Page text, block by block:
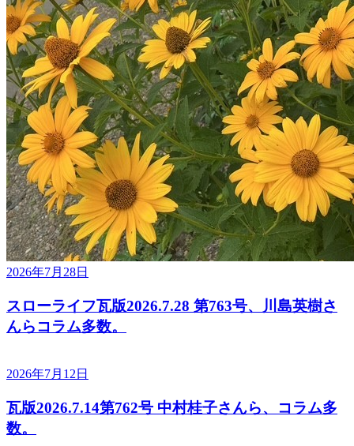
2026年7月28日
スローライフ瓦版2026.7.28 第763号、川島英樹さ
んらコラム多数。
2026年7月12日
瓦版2026.7.14第762号 中村桂子さんら、コラム多
数。